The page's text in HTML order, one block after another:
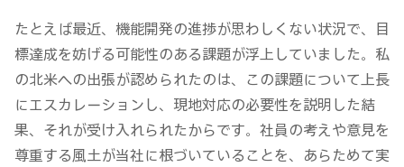
たとえば最近、機能開発の進捗が思わしくない状況で、目
標達成を妨げる可能性のある課題が浮上していました。私
の北米への出張が認められたのは、この課題について上長
にエスカレーションし、現地対応の必要性を説明した結
果、それが受け入れられたからです。社員の考えや意見を
尊重する風土が当社に根づいていることを、あらためて実